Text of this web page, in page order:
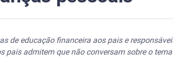
de educação financeira aos pais e
pais admitem que não conversam sobre o